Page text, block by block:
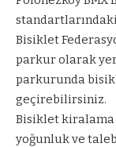
Bisiklet
parkur olarak yer
parkurunda
geçirebilirsiniz.
Bisiklet
yoğunluk ve